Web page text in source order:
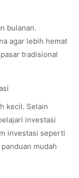
bulanan.
agar lebih hemat
tradisional
kecil. Selain
investasi
investasi seperti
mudah